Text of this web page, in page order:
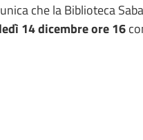
che la Biblioteca
14 dicembre ore 16